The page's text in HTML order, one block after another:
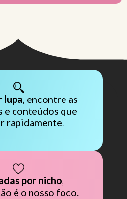
pelo
lupa, encontre as
e conteúdos que
rapidamente.
por nicho,
é o nosso foco.